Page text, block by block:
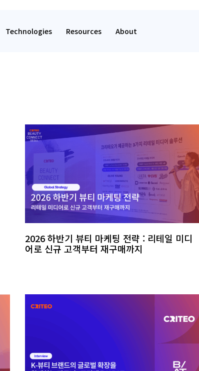
Technologies Resources About
2026 하반기 뷰티 마케팅 전략 : 리테일 미디
어로 신규 고객부터 재구매까지